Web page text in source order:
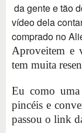
da gente e tão
vídeo dela
comprado no
Aproveitem e
tem muita
Eu como
pincéis e
passou o link